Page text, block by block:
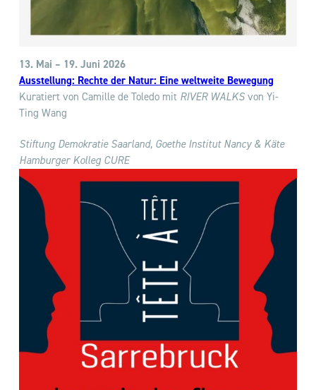
13. Mai – 19. Juni 2026
Ausstellung: Rechte der Natur: Eine weltweite Bewegung
Kuratiert von Camille de Toledo mit RIVER WALKS von Yi-
Ting Wang
Stiftung Demokratie Saarland, Goethe Institut Nancy & Käte
Hamburger Kolleg CURE